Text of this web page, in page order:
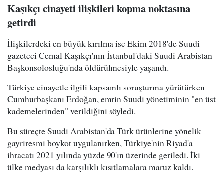
Kaşıkçı cinayeti ilişkileri kopma noktasına
getirdi
İlişkilerdeki en büyük kırılma ise Ekim 2018'de Suudi
gazeteci Cemal Kaşıkçı'nın İstanbul'daki Suudi Arabistan
Başkonsolosluğu'nda öldürülmesiyle yaşandı.
Türkiye cinayetle ilgili kapsamlı soruşturma yürütürken
Cumhurbaşkanı Erdoğan, emrin Suudi yönetiminin "en üst
kademelerinden" verildiğini söyledi.
Bu süreçte Suudi Arabistan'da Türk ürünlerine yönelik
gayriresmi boykot uygulanırken, Türkiye'nin Riyad'a
ihracatı 2021 yılında yüzde 90'ın üzerinde geriledi. İki
ülke medyası da karşılıklı kısıtlamalara maruz kaldı.